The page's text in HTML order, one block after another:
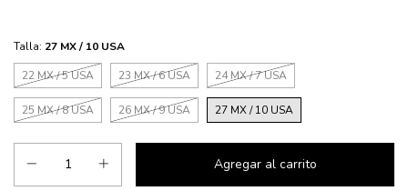
Talla: 27 MX / 10 USA
22 MX / 5 USA
23 MX / 6 USA 24 MX / 7 USA
25 MX / 8 USA 26 MX / 9 USA 27 MX / 10 USA